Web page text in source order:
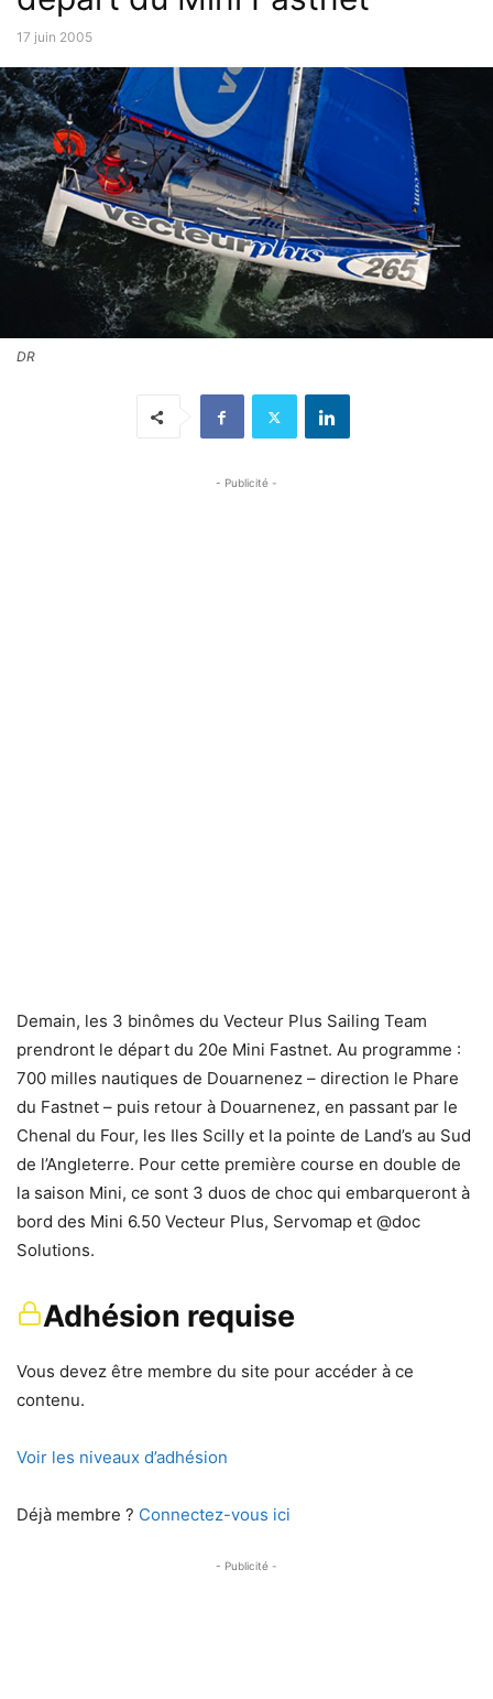
17 juin 2005
DR
- Publicité -
Demain, les 3 binômes du Vecteur Plus Sailing Team
prendront le départ du 20e Mini Fastnet. Au programme :
700 milles nautiques de Douarnenez – direction le Phare
du Fastnet – puis retour à Douarnenez, en passant par le
Chenal du Four, les Iles Scilly et la pointe de Land’s au Sud
de l’Angleterre. Pour cette première course en double de
la saison Mini, ce sont 3 duos de choc qui embarqueront à
bord des Mini 6.50 Vecteur Plus, Servomap et @doc
Solutions.
Adhésion requise
Vous devez être membre du site pour accéder à ce
contenu.
Voir les niveaux d’adhésion
Déjà membre ? Connectez-vous ici
- Publicité -